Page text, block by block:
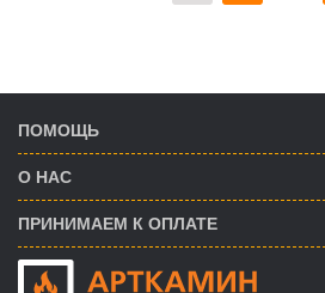
ПОМОЩЬ
О НАС
ПРИНИМАЕМ К ОПЛАТЕ